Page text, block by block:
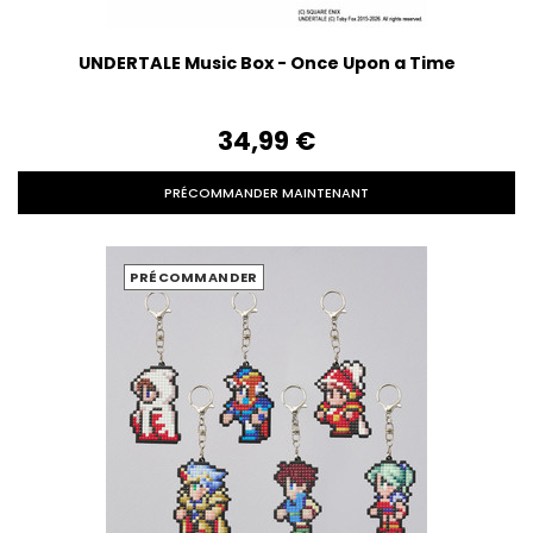
UNDERTALE Music Box - Once Upon a Time
34,99‎ ‎€
PRÉCOMMANDER MAINTENANT
PRÉCOMMANDER